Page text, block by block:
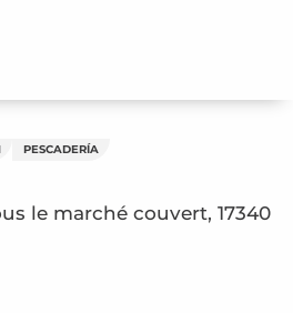
PESCADERÍA
le marché couvert, 17340